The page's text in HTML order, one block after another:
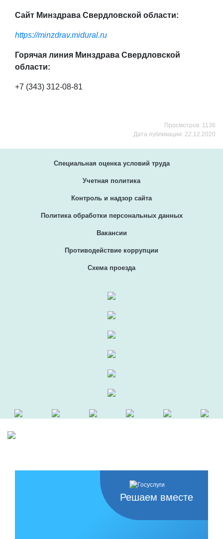
Сайт Минздрава Свердловской области:
https://minzdrav.midural.ru
Горячая линия Минздрава Свердловской
области:
+7 (343) 312-08-81
Просмотров: 1136
Дата публикации: 22.12.2020
Специальная оценка условий труда
Учетная политика
Контроль и надзор сайта
Политика обработки персональных данных
Вакансии
Противодействие коррупции
Схема проезда
Решаем вместе